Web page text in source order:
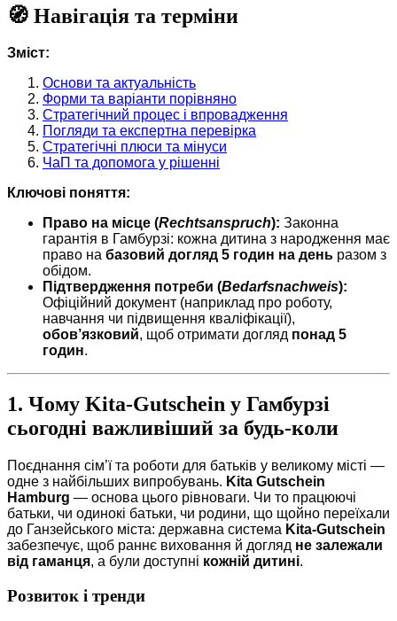
🧭 Навігація та терміни
Зміст:
Основи та актуальність
Форми та варіанти порівняно
Стратегічний процес і впровадження
Погляди та експертна перевірка
Стратегічні плюси та мінуси
ЧаП та допомога у рішенні
Ключові поняття:
Право на місце (Rechtsanspruch): Законна
гарантія в Гамбурзі: кожна дитина з народження має
право на базовий догляд 5 годин на день разом з
обідом.
Підтвердження потреби (Bedarfsnachweis):
Офіційний документ (наприклад про роботу,
навчання чи підвищення кваліфікації),
обов’язковий, щоб отримати догляд понад 5
годин.
1. Чому Kita-Gutschein у Гамбурзі
сьогодні важливіший за будь-коли
Поєднання сім’ї та роботи для батьків у великому місті —
одне з найбільших випробувань. Kita Gutschein
Hamburg — основа цього рівноваги. Чи то працюючі
батьки, чи одинокі батьки, чи родини, що щойно переїхали
до Ганзейського міста: державна система Kita-Gutschein
забезпечує, щоб раннє виховання й догляд не залежали
від гаманця, а були доступні кожній дитині.
Розвиток і тренди